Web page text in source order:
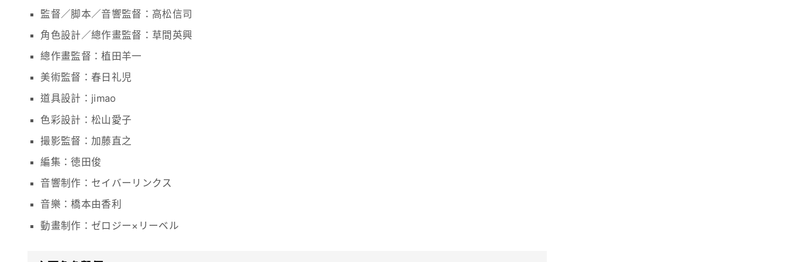
監督／脚本／音響監督：高松信司
角色設計／總作畫監督：草間英興
總作畫監督：植田羊一
美術監督：春日礼児
道具設計：jimao
色彩設計：松山愛子
撮影監督：加藤直之
編集：徳田俊
音響制作：セイバーリンクス
音樂：橋本由香利
動畫制作：ゼロジー×リーベル